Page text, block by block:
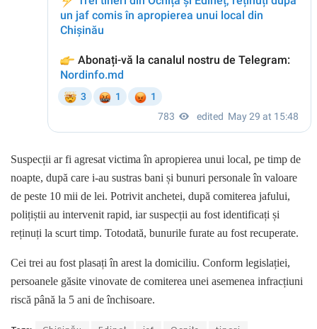
Suspecții ar fi agresat victima în apropierea unui local, pe timp de
noapte, după care i-au sustras bani și bunuri personale în valoare
de peste 10 mii de lei. Potrivit anchetei, după comiterea jafului,
polițiștii au intervenit rapid, iar suspecții au fost identificați și
reținuți la scurt timp. Totodată, bunurile furate au fost recuperate.
Cei trei au fost plasați în arest la domiciliu. Conform legislației,
persoanele găsite vinovate de comiterea unei asemenea infracțiuni
riscă până la 5 ani de închisoare.